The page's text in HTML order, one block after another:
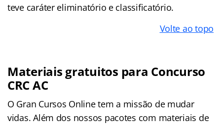
teve caráter eliminatório e classificatório.
Volte ao topo
Materiais gratuitos para Concurso
CRC AC
O Gran Cursos Online tem a missão de mudar
vidas. Além dos nossos pacotes com materiais de